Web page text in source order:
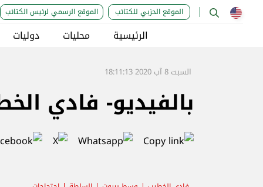
الموقع الحزبي للكتائب الموقع الرسمي لرئيس الكتائب
الرئيسية محليات دوليات
السبت 8 آب 2020 18:11:13
بالفيديو- فادي